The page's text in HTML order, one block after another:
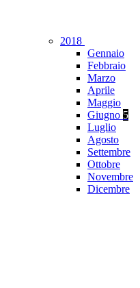
2018
Gennaio
Febbraio
Marzo
Aprile
Maggio
Giugno 5
Luglio
Agosto
Settembre
Ottobre
Novembre
Dicembre